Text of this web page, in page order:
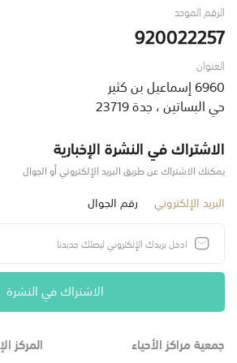
الرقم الموحد
920022257
العنوان
6960 إسماعيل بن كثير
حي البساتين ، جدة 23719
الاشتراك في النشرة الإخبارية
يمكنك الاشتراك عن طريق البريد الإلكتروني أو الجوال
البريد الإلكتروني رقم الجوال
الاشتراك في النشرة
جمعية مراكز الأحياء المركز